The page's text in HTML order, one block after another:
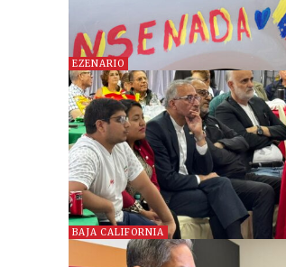
EZENARIO
BAJA CALIFORNIA